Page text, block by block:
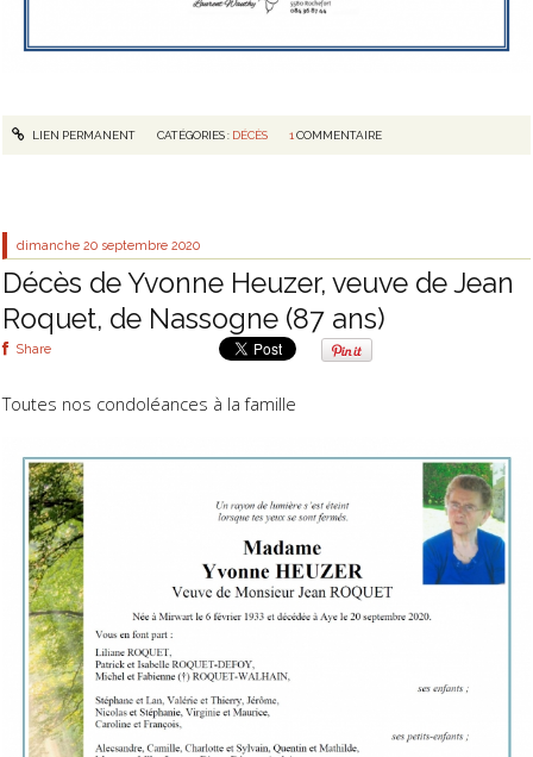
LIEN PERMANENT CATÉGORIES : DÉCÈS 1 COMMENTAIRE
dimanche 20 septembre 2020
Décès de Yvonne Heuzer, veuve de Jean
Roquet, de Nassogne (87 ans)
Share
Toutes nos condoléances à la famille